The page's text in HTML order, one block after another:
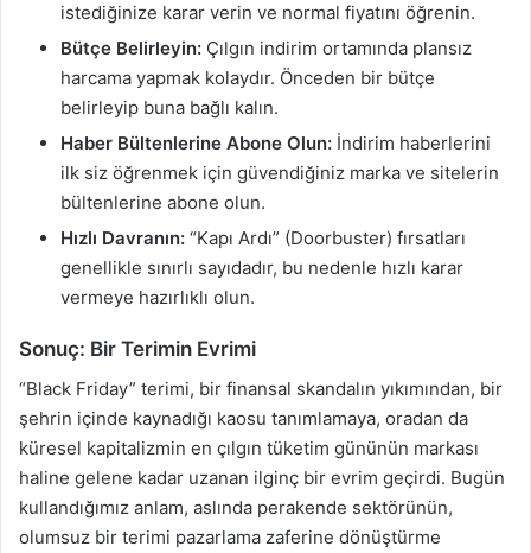
istediğinize karar verin ve normal fiyatını öğrenin.
Bütçe Belirleyin: Çılgın indirim ortamında plansız
harcama yapmak kolaydır. Önceden bir bütçe
belirleyip buna bağlı kalın.
Haber Bültenlerine Abone Olun: İndirim haberlerini
ilk siz öğrenmek için güvendiğiniz marka ve sitelerin
bültenlerine abone olun.
Hızlı Davranın: “Kapı Ardı” (Doorbuster) fırsatları
genellikle sınırlı sayıdadır, bu nedenle hızlı karar
vermeye hazırlıklı olun.
Sonuç: Bir Terimin Evrimi
“Black Friday” terimi, bir finansal skandalın yıkımından, bir
şehrin içinde kaynadığı kaosu tanımlamaya, oradan da
küresel kapitalizmin en çılgın tüketim gününün markası
haline gelene kadar uzanan ilginç bir evrim geçirdi. Bugün
kullandığımız anlam, aslında perakende sektörünün,
olumsuz bir terimi pazarlama zaferine dönüştürme